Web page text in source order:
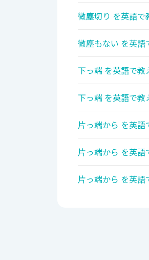
微塵切り を英語で
微塵もない を英語
下っ端 を英語で教
下っ端 を英語で教
片っ端から を英語
片っ端から を英語
片っ端から を英語